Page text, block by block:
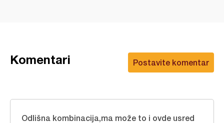
Postavite komentar
Komentari
Odlišna kombinacija,ma može to i ovde usred